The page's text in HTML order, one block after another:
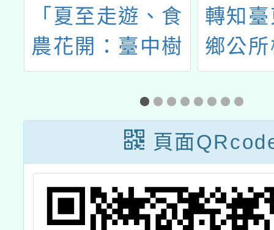
「夏至走遊、食
農花開：臺中樹
合苑及天空農場
跨區食農走讀增
能研習活動」一
案
轉知
鄉公
葉谷
區』-
知識
活動
頁面